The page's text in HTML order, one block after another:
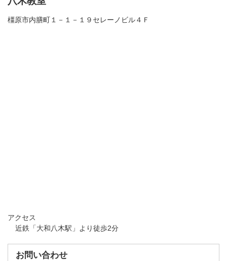
橿原市内膳町１－１－１９セレーノビル４Ｆ
アクセス
近鉄「大和八木駅」より徒歩2分
お問い合わせ